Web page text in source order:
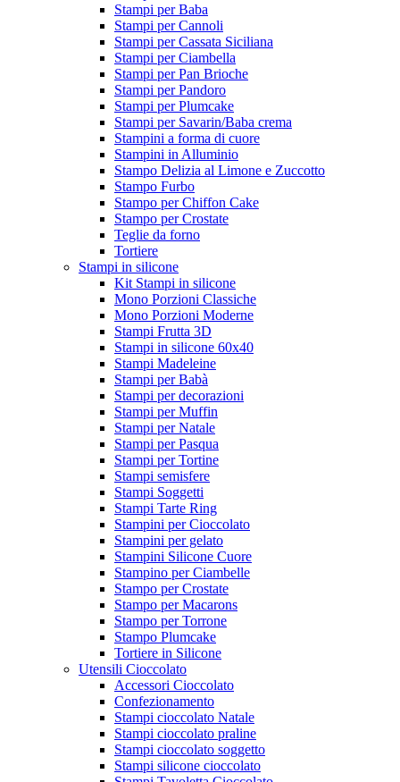
Stampi per Baba
Stampi per Cannoli
Stampi per Cassata Siciliana
Stampi per Ciambella
Stampi per Pan Brioche
Stampi per Pandoro
Stampi per Plumcake
Stampi per Savarin/Baba crema
Stampini a forma di cuore
Stampini in Alluminio
Stampo Delizia al Limone e Zuccotto
Stampo Furbo
Stampo per Chiffon Cake
Stampo per Crostate
Teglie da forno
Tortiere
Stampi in silicone
Kit Stampi in silicone
Mono Porzioni Classiche
Mono Porzioni Moderne
Stampi Frutta 3D
Stampi in silicone 60x40
Stampi Madeleine
Stampi per Babà
Stampi per decorazioni
Stampi per Muffin
Stampi per Natale
Stampi per Pasqua
Stampi per Tortine
Stampi semisfere
Stampi Soggetti
Stampi Tarte Ring
Stampini per Cioccolato
Stampini per gelato
Stampini Silicone Cuore
Stampino per Ciambelle
Stampo per Crostate
Stampo per Macarons
Stampo per Torrone
Stampo Plumcake
Tortiere in Silicone
Utensili Cioccolato
Accessori Cioccolato
Confezionamento
Stampi cioccolato Natale
Stampi cioccolato praline
Stampi cioccolato soggetto
Stampi silicone cioccolato